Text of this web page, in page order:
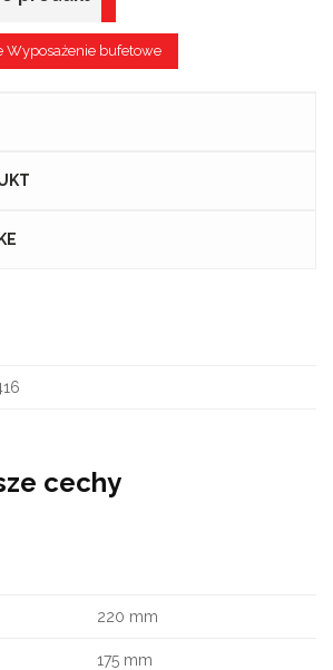
Wyposażenie bufetowe
cechy
220 mm
175 mm